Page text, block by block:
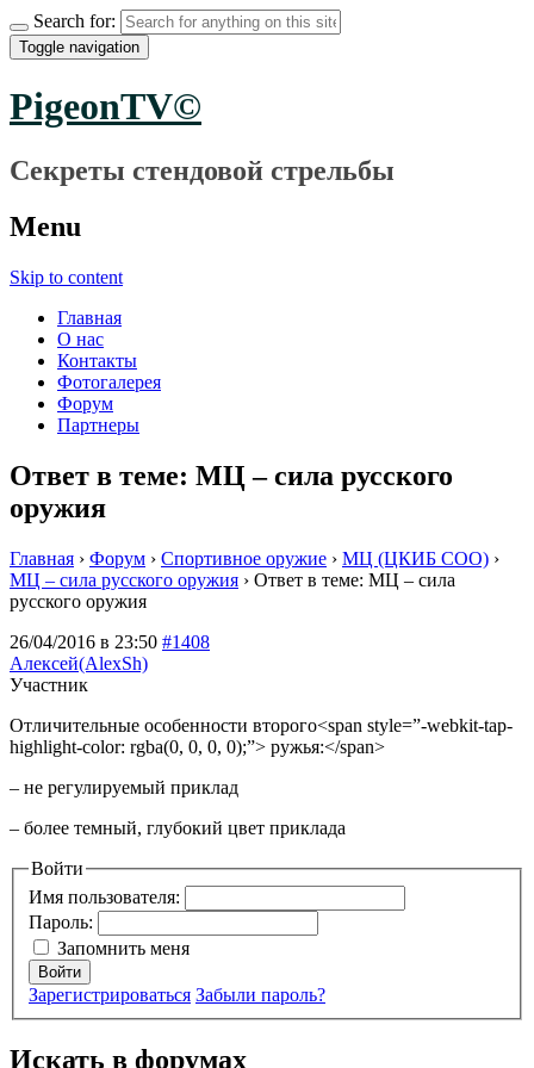
Search for:
Toggle navigation
PigeonTV©
Секреты стендовой стрельбы
Menu
Skip to content
Главная
О нас
Контакты
Фотогалерея
Форум
Партнеры
Ответ в теме: МЦ – сила русского
оружия
Главная › Форум › Спортивное оружие › МЦ (ЦКИБ СОО) ›
МЦ – сила русского оружия › Ответ в теме: МЦ – сила
русского оружия
26/04/2016 в 23:50 #1408
Алексей(AlexSh)
Участник
Отличительные особенности второго<span style=”-webkit-tap-
highlight-color: rgba(0, 0, 0, 0);”> ружья:</span>
– не регулируемый приклад
– более темный, глубокий цвет приклада
Войти
Имя пользователя:
Пароль:
Запомнить меня
Войти
Зарегистрироваться Забыли пароль?
Искать в форумах